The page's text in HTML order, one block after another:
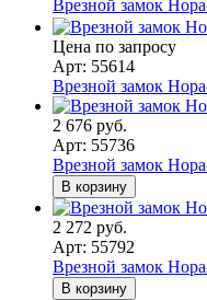
Врезной замок
Цена по запросу
Арт: 55614
Врезной замок
2 676 руб.
Арт: 55736
Врезной замок
В корзину
2 272 руб.
Арт: 55792
Врезной замок
В корзину